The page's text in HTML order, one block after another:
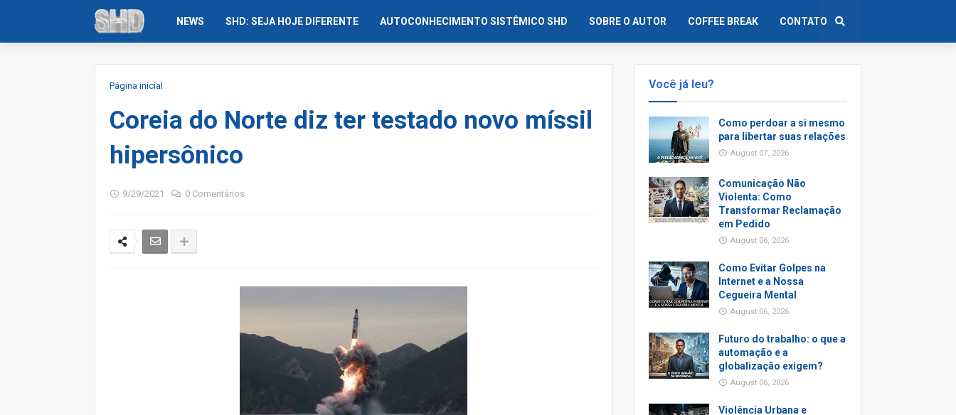
NEWS SHD: SEJA HOJE DIFERENTE AUTOCONHECIMENTO SISTÊMICO SHD SOBRE O AUTOR COFFEE BREAK CONTATO
Página inicial
Coreia do Norte diz ter testado novo míssil
hipersônico
9/29/2021 0 Comentários
Você já leu?
Como perdoar a si mesmo
para libertar suas relações
August 07, 2026
Comunicação Não
Violenta: Como
Transformar Reclamação
em Pedido
August 06, 2026
Como Evitar Golpes na
Internet e a Nossa
Cegueira Mental
August 06, 2026
Futuro do trabalho: o que a
automação e a
globalização exigem?
August 06, 2026
Violência Urbana e